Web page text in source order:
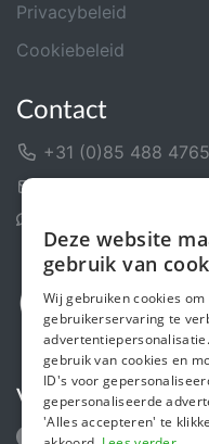
Privacybeleid
Cookiebeleid
Contact
+31 (0)85 488 4765
Volg ons
Deze website
gebruik van
Wij gebruiken cookies om
gebruikerservaring te
gebruik van cookies en
ID's voor
gepersonaliseerde
'Alles accepteren' te